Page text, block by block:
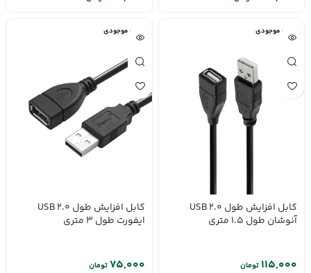
اتمام موجودی
کابل افزایش طول USB 2.0
آنوشان طول 1.5 متری
تومان
اتمام موجودی
کابل افزایش طول USB 2.0
ایفورت طول 3 متری
تومان